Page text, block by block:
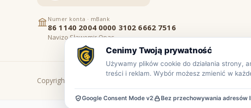
Numer konta · mBank
86 1140 2004 0000 3102 6662 7516
Navizo Sławomir Opas
Copyright © www.prowiant.pl · powered by